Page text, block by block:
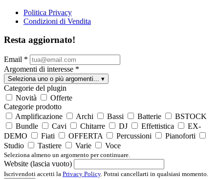
Politica Privacy
Condizioni di Vendita
Resta aggiornato!
Email *
Argomenti di interesse *
Seleziona uno o più argomenti... ▾
Categorie del plugin
Novità
Offerte
Categorie prodotto
Amplificazione
Archi Bassi Batterie
BSTOCK
Bundle
Cavi Chitarre DJ Effettistica
EX-
DEMO
Fiati OFFERTA Percussioni
Pianoforti
Studio
Tastiere Varie Voce
Seleziona almeno un argomento per continuare.
Website (lascia vuoto)
Iscrivendoti accetti la Privacy Policy. Potrai cancellarti in qualsiasi momento.